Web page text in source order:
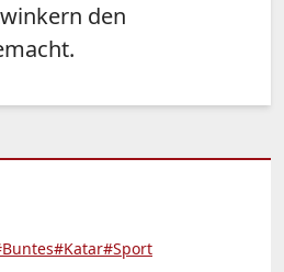
den
#Katar#Sport